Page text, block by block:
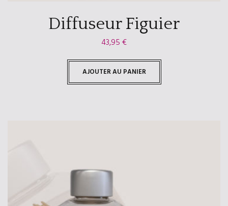
Diffuseur Figuier
43,95€
AJOUTER AU PANIER